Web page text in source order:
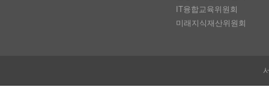
IT융합교육위원회
미래지식재산위원회